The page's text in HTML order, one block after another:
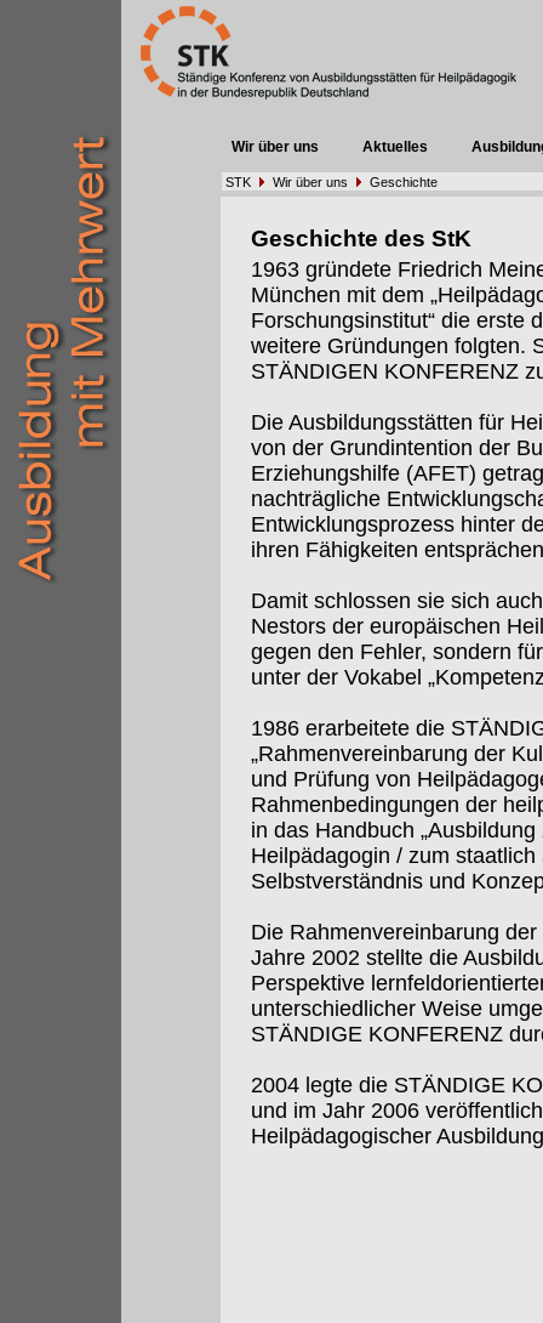
Wir über uns Aktuelles
STK Wir über uns Geschichte
Geschichte des StK
1963 gründete Friedrich
München mit dem
Forschungsinstitut“ die erste
weitere Gründungen folgten.
STÄNDIGEN KONFERENZ
Die Ausbildungsstätten für
von der Grundintention der
Erziehungshilfe (AFET)
nachträgliche
Entwicklungsprozess hinter
ihren Fähigkeiten
Damit schlossen sie sich
Nestors der europäischen
gegen den Fehler, sondern
unter der Vokabel
1986 erarbeitete die
„Rahmenvereinbarung der
und Prüfung von
Rahmenbedingungen der
in das Handbuch
Heilpädagogin / zum
Selbstverständnis und
Die Rahmenvereinbarung
Jahre 2002 stellte die
Perspektive
unterschiedlicher Weise
STÄNDIGE KONFERENZ
2004 legte die STÄNDIGE
und im Jahr 2006
Heilpädagogischer